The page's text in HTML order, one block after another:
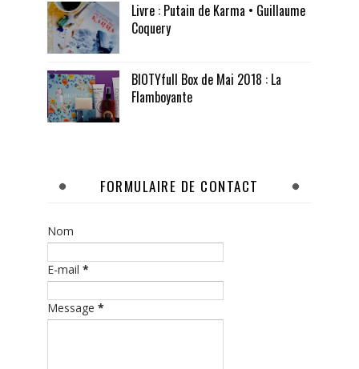
Livre : Putain de Karma • Guillaume
Coquery
BIOTYfull Box de Mai 2018 : La
Flamboyante
FORMULAIRE DE CONTACT
Nom
E-mail *
Message *